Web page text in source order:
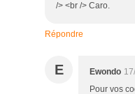
/> <br /> Caro.
Répondre
E Ewondo
Pour vos